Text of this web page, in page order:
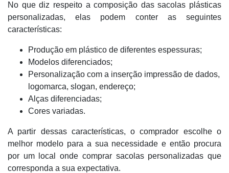
No que diz respeito a composição das sacolas plásticas
personalizadas, elas podem conter as seguintes
características:
Produção em plástico de diferentes espessuras;
Modelos diferenciados;
Personalização com a inserção impressão de dados,
logomarca, slogan, endereço;
Alças diferenciadas;
Cores variadas.
A partir dessas características, o comprador escolhe o
melhor modelo para a sua necessidade e então procura
por um local onde comprar sacolas personalizadas que
corresponda a sua expectativa.